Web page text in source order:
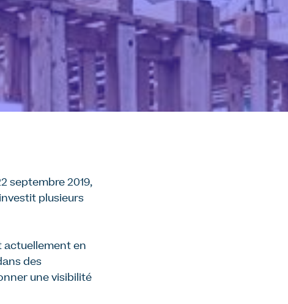
septembre 2019,
plusieurs
actuellement en
des
une visibilité